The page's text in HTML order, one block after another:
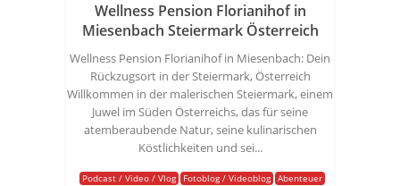
Wellness Pension Florianihof in
Miesenbach Steiermark Österreich
Wellness Pension Florianihof in Miesenbach: Dein
Rückzugsort in der Steiermark, Österreich
Willkommen in der malerischen Steiermark, einem
Juwel im Süden Österreichs, das für seine
atemberaubende Natur, seine kulinarischen
Köstlichkeiten und sei...
Podcast / Video / Vlog Fotoblog / Videoblog Abenteuer